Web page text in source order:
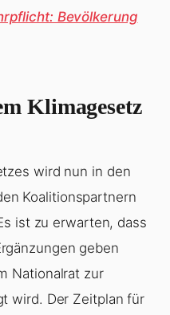
Bevölkerung
Klimagesetz
wird nun in den
Koalitionspartnern
ist zu erwarten, dass
geben
Nationalrat zur
wird. Der Zeitplan für